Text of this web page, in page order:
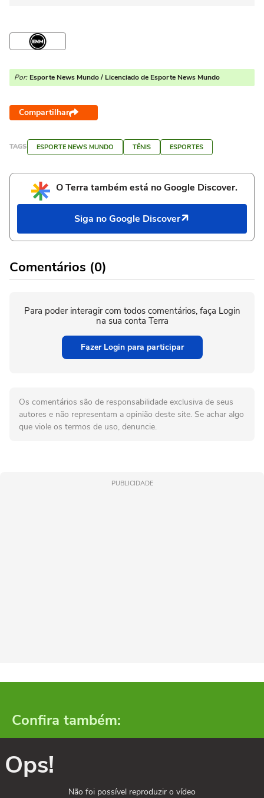
Por: Esporte News Mundo / Licenciado de Esporte News Mundo
Compartilhar
TAGS ESPORTE NEWS MUNDO TÊNIS ESPORTES
O Terra também está no Google Discover.
Siga no Google Discover
Comentários (0)
Para poder interagir com todos comentários, faça Login
na sua conta Terra
Fazer Login para participar
Os comentários são de responsabilidade exclusiva de seus
autores e não representam a opinião deste site. Se achar algo
que viole os termos de uso, denuncie.
PUBLICIDADE
Confira também:
Ops!
Não foi possível reproduzir o vídeo